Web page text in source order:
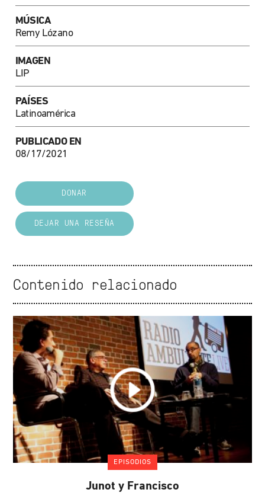
MÚSICA
Remy Lózano
IMAGEN
LIP
PAÍSES
Latinoamérica
PUBLICADO EN
08/17/2021
DONAR
DEJAR UNA RESEÑA
Contenido relacionado
EPISODIOS
Junot y Francisco